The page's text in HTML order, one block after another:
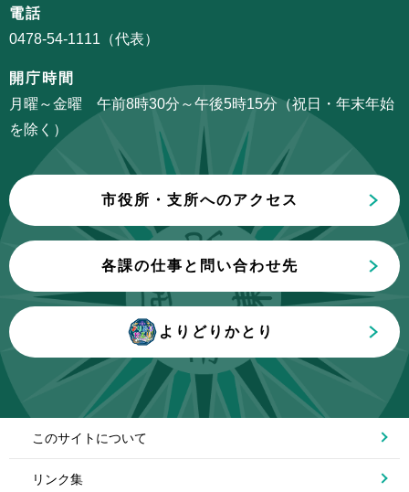
こ
か
ョ
ン
こ
こ
ま
電話
0478-54-1111（代表）
開庁時間
月曜～金曜 午前8時30分～午後5時15分（祝日・年末年始
を除く）
市役所・支所へのアクセス
各課の仕事と問い合わせ先
よりどりかとり
このサイトについて
リンク集